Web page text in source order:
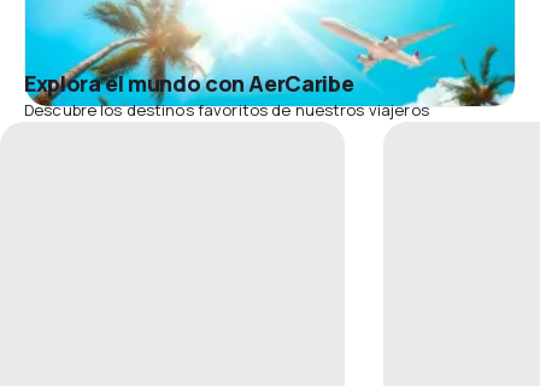
Explora el mundo con AerCaribe
Descubre los destinos favoritos de nuestros viajeros